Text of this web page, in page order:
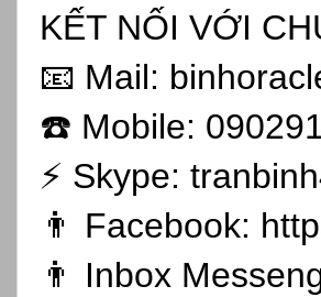
KẾT NỐI VỚI
📧 Mail:
☎️ Mobile:
⚡️ Skype:
👨 Facebook:
👨 Inbox